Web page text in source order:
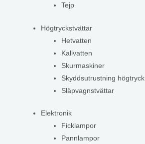
Tejp
Högtryckstvättar
Hetvatten
Kallvatten
Skurmaskiner
Skyddsutrustning högtryck
Släpvagnstvättar
Elektronik
Ficklampor
Pannlampor